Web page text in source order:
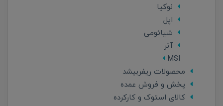
نوکیا
اپل
شیائومی
آنر
MSI
محصولات ریفربیشد
پخش و فروش عمده
کالای استوک و کارکرده